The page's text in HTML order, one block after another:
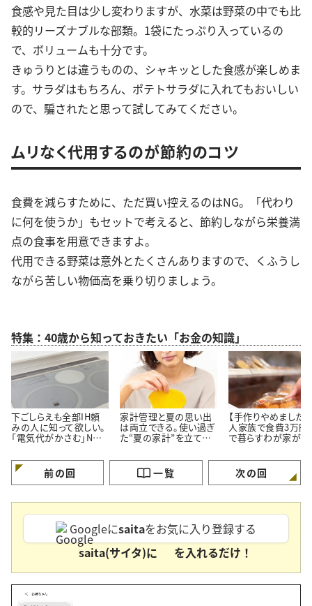
食感や見た目は少し変わりますが、水菜は野菜の中でも比
較的リーズナブルな部類。1袋にたっぷり入っているの
で、ボリュームも十分です。
きゅうりとは違うものの、シャキッとした食感が楽しめま
す。サラダはもちろん、ポテトサラダに入れてもおいしい
ので、騙されたと思って試してみてください。
ムリなく代用するのが節約のコツ
食費を減らすために、ただ買い控えるのはNG。「代わり
に何を使うか」もセットで考えると、節約しながら栄養満
点の食事を用意できますよ。
代用できる野菜は意外とたくさんありますので、くふうし
ながら苦しい物価高を乗り切りましょう。
特集：40歳から知っておきたい「お金の知識」
下ごしらえも全部IH頼
みの人に知って欲しい。
「電気代がかさむ」NG
家計管理と夏の思い出
は両立できる。使い過ぎ
た“夏の家計”を立て直
【手作りやめました】
人家族で食費3万円
で暮らすわが家が「
3つ」
前の回 一覧 次の回
Googleにsaitaをお気に入り登録する
saita(サイタ)に
を入れるだけ！